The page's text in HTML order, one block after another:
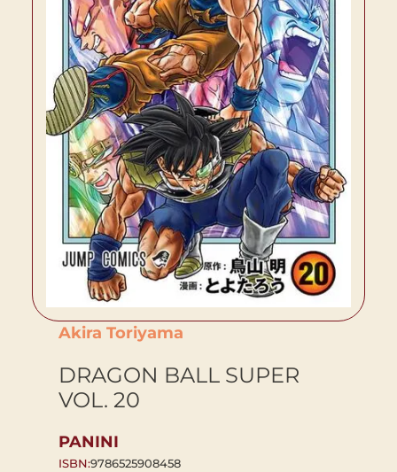
Akira Toriyama
DRAGON BALL SUPER
VOL. 20
PANINI
ISBN:9786525908458